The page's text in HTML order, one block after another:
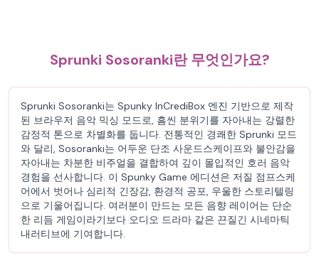
Sprunki Sosoranki란 무엇인가요?
Sprunki Sosoranki는 Spunky InCrediBox 엔진 기반으로 제작
된 브라우저 음악 믹싱 모드로, 흠씬 분위기를 자아내는 강렬한
감정적 톤으로 차별화를 둡니다. 전통적인 경쾌한 Sprunki 모드
와 달리, Sosoranki는 어두운 단조 사운드스케이프와 불안감을
자아내는 차분한 비주얼을 결합하여 깊이 몰입적인 호러 음악
경험을 선사합니다. 이 Spunky Game 에디션은 저질 점프스케
어에서 벗어나 심리적 긴장감, 환경적 공포, 우울한 스토리텔링
으로 기울어집니다. 여러분이 만드는 모든 음향 레이어는 단순
한 리듬 게임이라기보다 오디오 드라마 같은 끈질긴 시네마틱
내러티브에 기여합니다.